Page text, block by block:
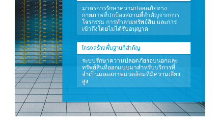
มาตรการรักษาความปลอดภัยทาง
กายภาพที่ปกป้องสถานที่สำคัญจากการ
โจรกรรม การทำลายทรัพย์สิน และการ
เข้าถึงโดยไม่ได้รับอนุญาต
โครงสร้างพื้นฐานที่สำคัญ
ระบบรักษาความปลอดภัยรอบนอกและ
ทรัพย์สินที่ออกแบบมาสำหรับบริการที่
จำเป็นและสภาพแวดล้อมที่มีความเสี่ยง
สูง